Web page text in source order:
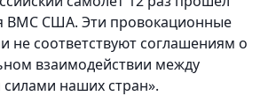
ВМС США. Эти провокационные
не соответствуют соглашениям о
взаимодействии между
наших стран».